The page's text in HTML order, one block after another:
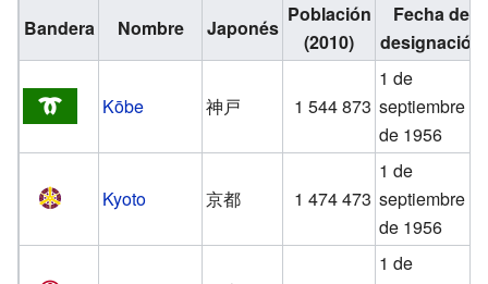
Bandera Nombre Japonés
Población
(2010)
Fecha de
designación
Kōbe 神戸 1 544 873
1 de
septiembre
de 1956
Kyoto 京都 1 474 473
1 de
septiembre
de 1956
1 de